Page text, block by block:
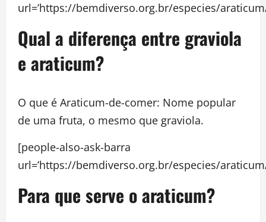
url=’https://bemdiverso.org.br/especies/araticum/
Qual a diferença entre graviola
e araticum?
O que é Araticum-de-comer: Nome popular
de uma fruta, o mesmo que graviola.
[people-also-ask-barra
url=’https://bemdiverso.org.br/especies/araticum/
Para que serve o araticum?